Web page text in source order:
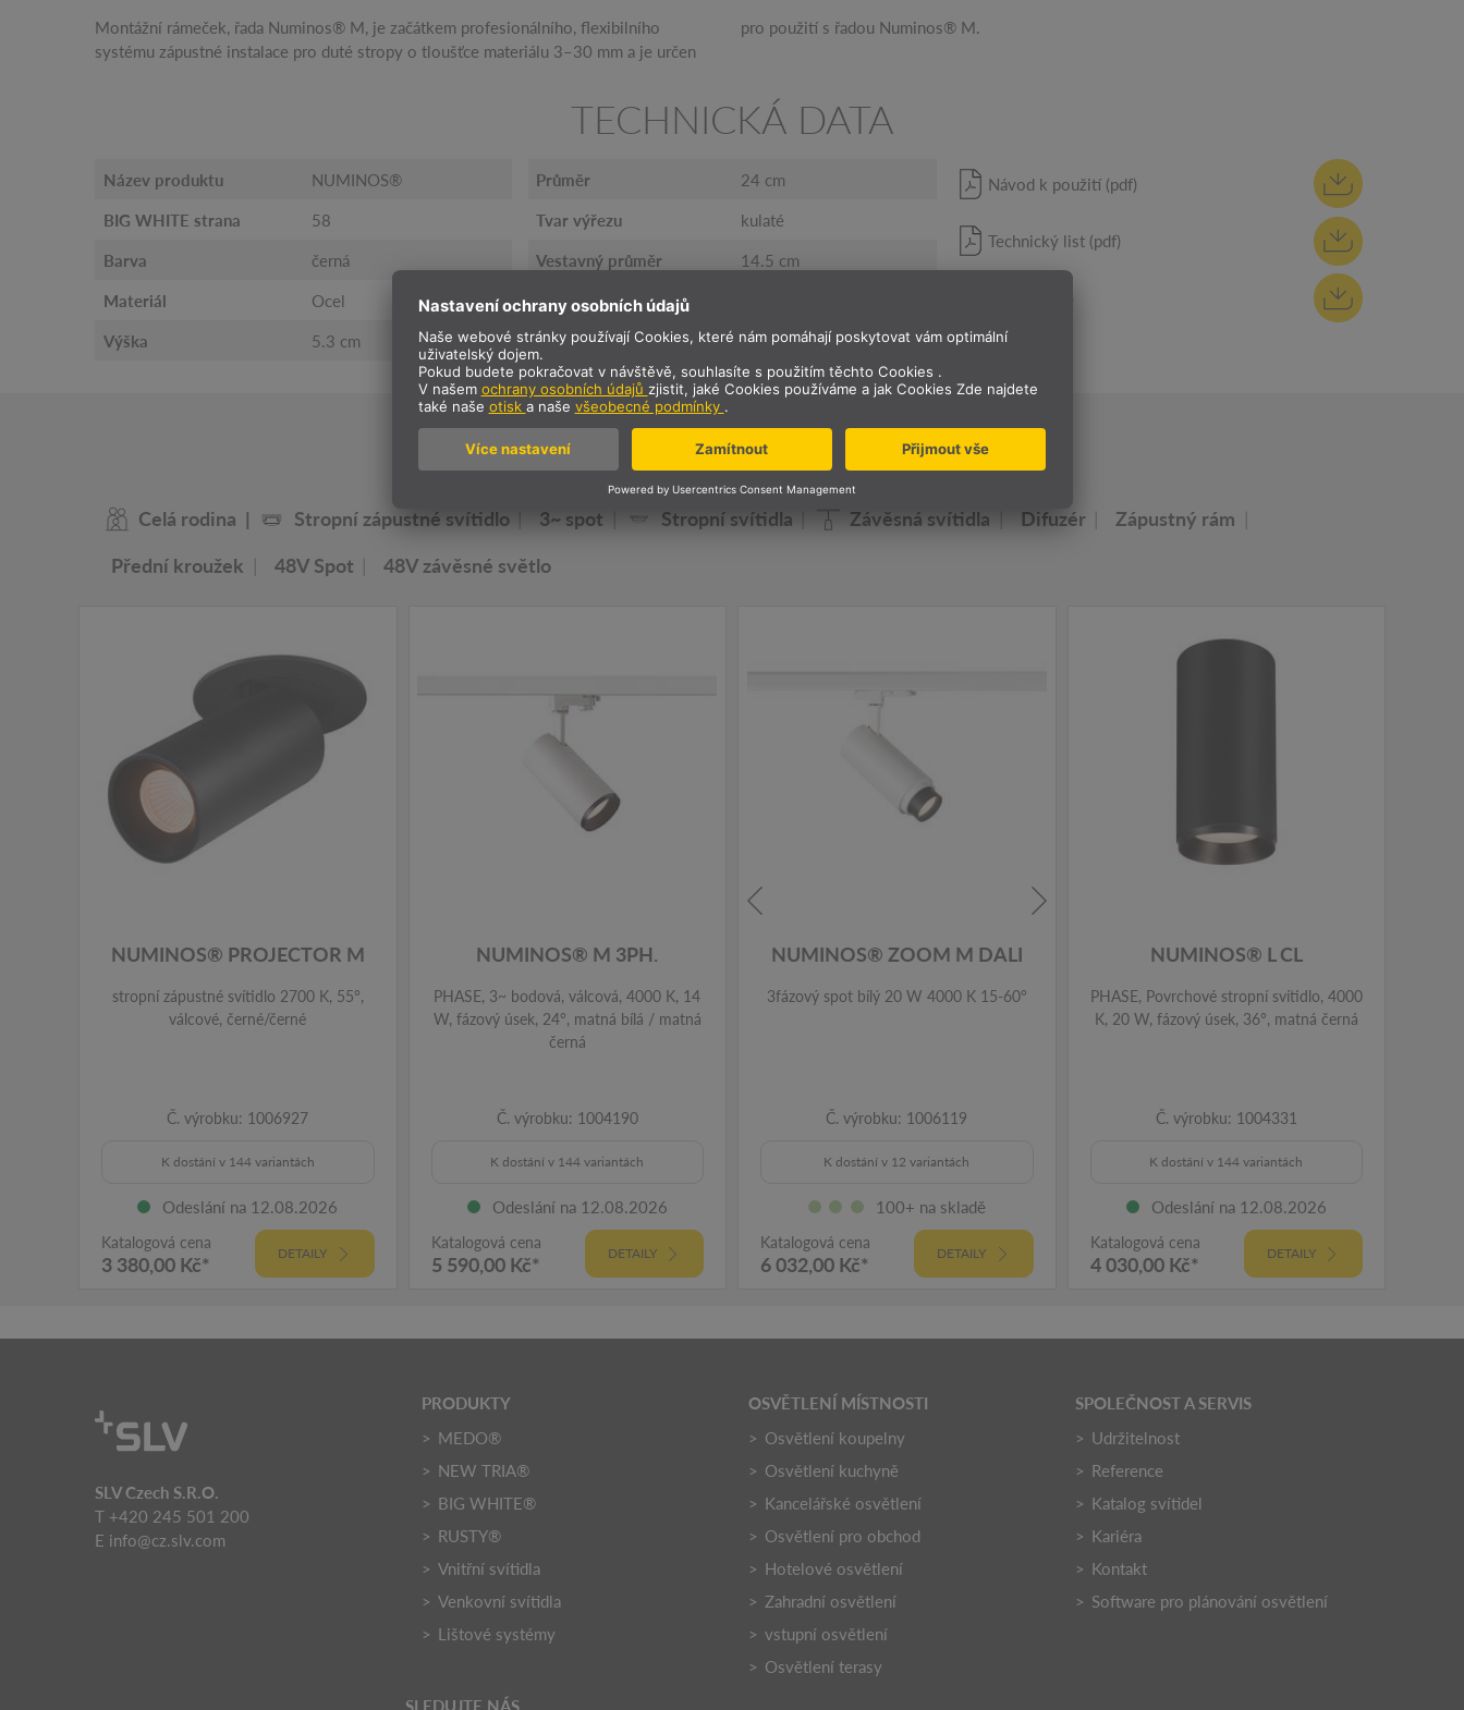
Montážní rámeček, řada Numinos® M, je začátkem profesionálního, flexibilního
systému zápustné instalace pro duté stropy o tloušťce materiálu 3–30 mm a je určen
pro použití s ​​řadou Numinos® M.
TECHNICKÁ DATA
Název produktu NUMINOS®
BIG WHITE strana 58
Barva černá
Materiál Ocel
Výška 5.3 cm
Průměr 24 cm
Tvar výřezu kulaté
Vestavný průměr 14.5 cm
Vestavná hloubka
Hmotnost netto 0.48 kg
Návod k použití (pdf)
Technický list (pdf)
Naše rodina osvětlení NUMINOS
Celá rodina Stropní zápustné svítidlo 3~ spot Stropní svítidla Závěsná svítidla Difuzér
Zápustný rám
Přední kroužek
48V Spot 48V závěsné světlo
NUMINOS® PROJECTOR M
stropní zápustné svítidlo 2700 K, 55°,
válcové, černé/černé
Č. výrobku: 1006927
K dostání v 144 variantách
Odeslání na 12.08.2026
Katalogová cena
3 380,00 Kč* DETAILY
NUMINOS® M 3PH.
PHASE, 3~ bodová, válcová, 4000 K, 14
W, fázový úsek, 24°, matná bílá / matná
černá
Č. výrobku: 1004190
K dostání v 144 variantách
Odeslání na 12.08.2026
Katalogová cena
5 590,00 Kč* DETAILY
NUMINOS® ZOOM M DALI
3fázový spot bílý 20 W 4000 K 15-60°
Č. výrobku: 1006119
K dostání v 12 variantách
100+ na skladě
Katalogová cena
6 032,00 Kč* DETAILY
NUMINOS® L CL
PHASE, Povrchové stropní svítidlo, 4000
K, 20 W, fázový úsek, 36°, matná černá
Č. výrobku: 1004331
K dostání v 144 variantách
Odeslání na 12.08.2026
Katalogová cena
4 030,00 Kč* DETAILY
SLV Czech S.R.O.
T +420 245 501 200
E info@cz.slv.com
PRODUKTY
MEDO®
NEW TRIA®
BIG WHITE®
RUSTY®
Vnitřní svítidla
Venkovní svítidla
Lištové systémy
OSVĚTLENÍ MÍSTNOSTI
Osvětlení koupelny
Osvětlení kuchyně
Kancelářské osvětlení
Osvětlení pro obchod
Hotelové osvětlení
Zahradní osvětlení
vstupní osvětlení
Osvětlení terasy
SPOLEČNOST A SERVIS
Udržitelnost
Reference
Katalog svítidel
Kariéra
Kontakt
Software pro plánování osvětlení
SLEDUJTE NÁS